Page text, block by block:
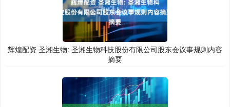
辉煌配资 圣湘生物: 圣湘生物科技股份有限公司股东会议事规则内容
摘要